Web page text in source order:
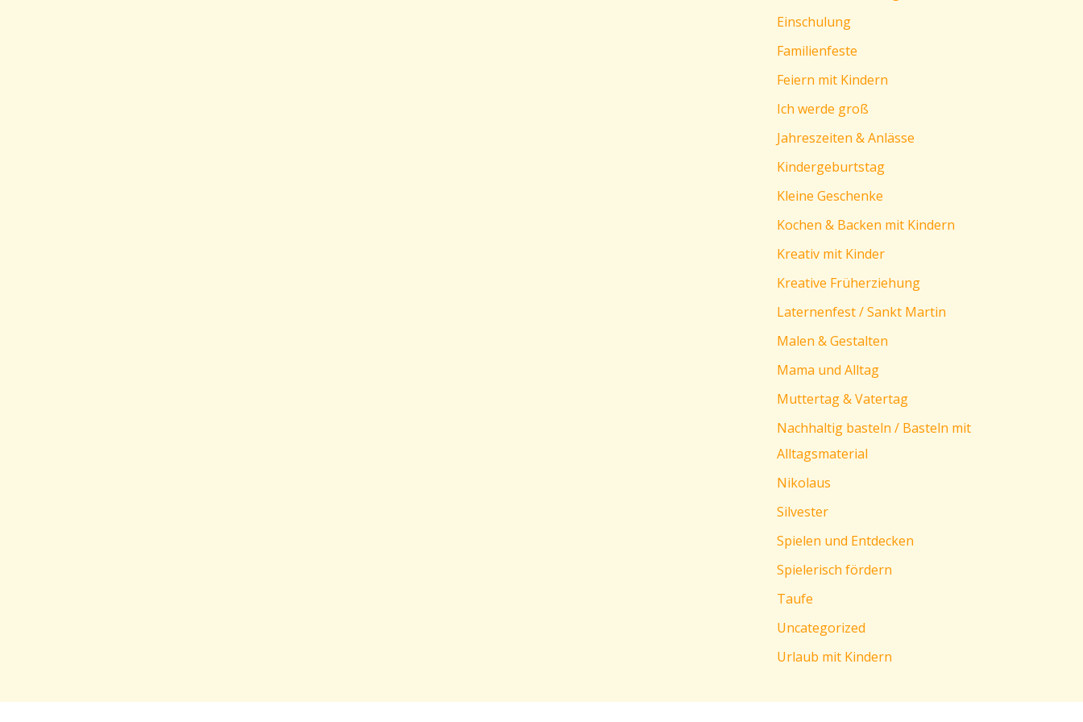
Einschulung
Familienfeste
Feiern mit Kindern
Ich werde groß
Jahreszeiten & Anlässe
Kindergeburtstag
Kleine Geschenke
Kochen & Backen mit Kindern
Kreativ mit Kinder
Kreative Früherziehung
Laternenfest / Sankt Martin
Malen & Gestalten
Mama und Alltag
Muttertag & Vatertag
Nachhaltig basteln / Basteln mit
Alltagsmaterial
Nikolaus
Silvester
Spielen und Entdecken
Spielerisch fördern
Taufe
Uncategorized
Urlaub mit Kindern